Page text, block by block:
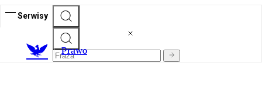
Serwisy
Prawo